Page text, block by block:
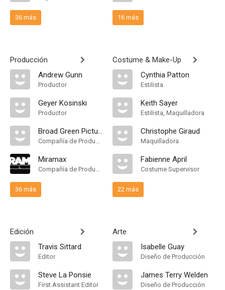
36 más
Producción
Andrew Gunn
Productor
Geyer Kosinski
Productor
Broad Green Pictures
Compañía de Produccion
Miramax
Compañía de Produccion
36 más
Edición
Travis Sittard
Editor
Steve La Ponsie
First Assistant Editor
16 más
Costume & Make-Up
Cynthia Patton
Estilista
Keith Sayer
Estilista, Maquilladora
Christophe Giraud
Maquilladora
Fabienne April
Costume Supervisor
22 más
Arte
Isabelle Guay
Diseño de Producción
James Terry Welden
Diseño de Producción